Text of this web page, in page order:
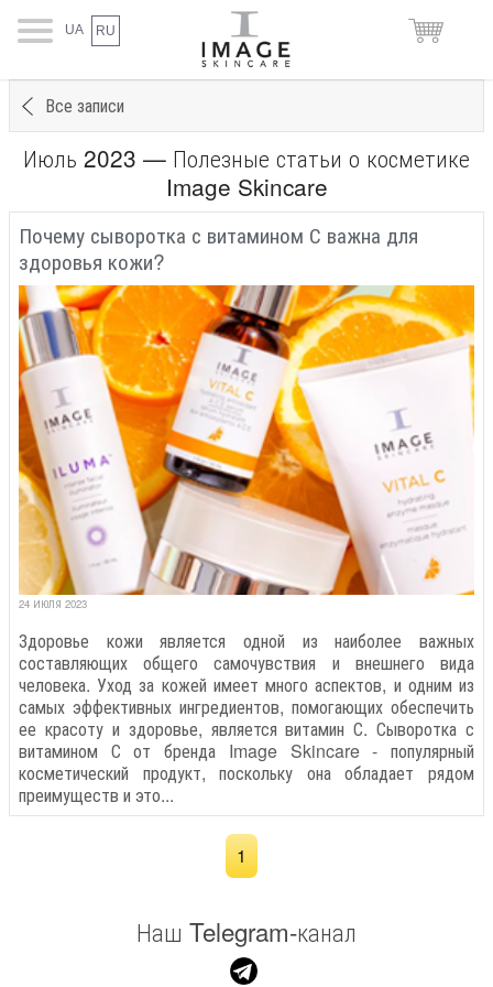
UA RU
Все записи
Июль 2023 — Полезные статьи о косметике
Image Skincare
Почему сыворотка с витамином С важна для
здоровья кожи?
24 ИЮЛЯ 2023
Здоровье кожи является одной из наиболее важных
составляющих общего самочувствия и внешнего вида
человека. Уход за кожей имеет много аспектов, и одним из
самых эффективных ингредиентов, помогающих обеспечить
ее красоту и здоровье, является витамин С. Сыворотка с
витамином С от бренда Image Skincare - популярный
косметический продукт, поскольку она обладает рядом
преимуществ и это...
1
Наш Telegram-канал